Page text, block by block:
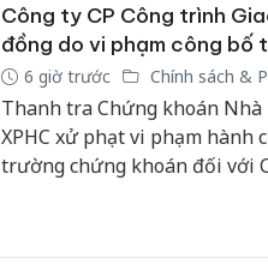
Công ty CP Công trình
đồng do vi phạm công bố
6 giờ trước Chính sách &
Thanh tra Chứng khoán
XPHC xử phạt vi phạm hành
trường chứng khoán đối với